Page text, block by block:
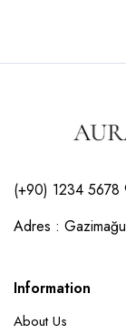
(+90) 1234
Adres :
Information
About Us